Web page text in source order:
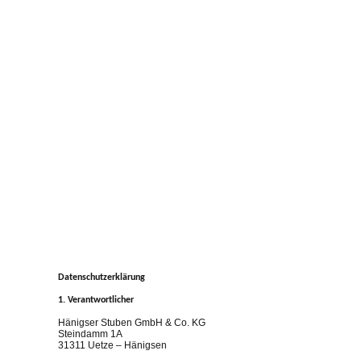
Datenschutzerklärung
1. Verantwortlicher
Hänigser Stuben GmbH & Co. KG
Steindamm 1A
31311 Uetze – Hänigsen